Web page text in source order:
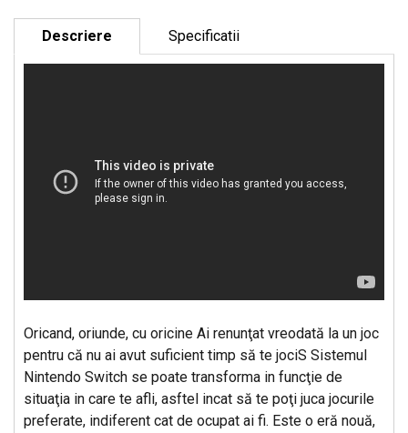
Descriere Specificatii
Oricand, oriunde, cu oricine Ai renunţat vreodată la un joc
pentru că nu ai avut suficient timp să te jociS Sistemul
Nintendo Switch se poate transforma in funcţie de
situaţia in care te afli, asftel incat să te poţi juca jocurile
preferate, indiferent cat de ocupat ai fi. Este o eră nouă,